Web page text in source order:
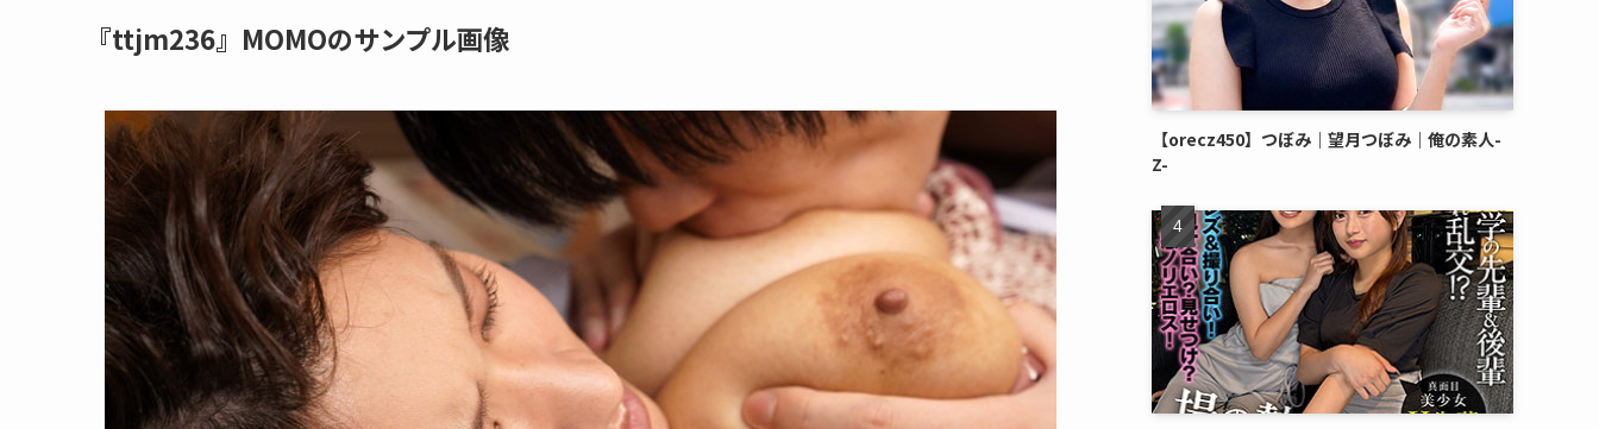
『ttjm236』MOMOのサンプル画像
【orecz450】つぼみ｜望月つぼみ｜俺の素人-
Z-